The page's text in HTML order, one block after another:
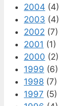
2004 (4)
2003 (4)
2002 (7)
2001 (1)
2000 (2)
1999 (6)
1998 (7)
1997 (5)